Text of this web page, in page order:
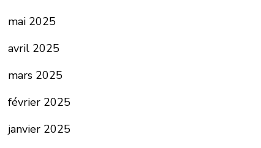
mai 2025
avril 2025
mars 2025
février 2025
janvier 2025